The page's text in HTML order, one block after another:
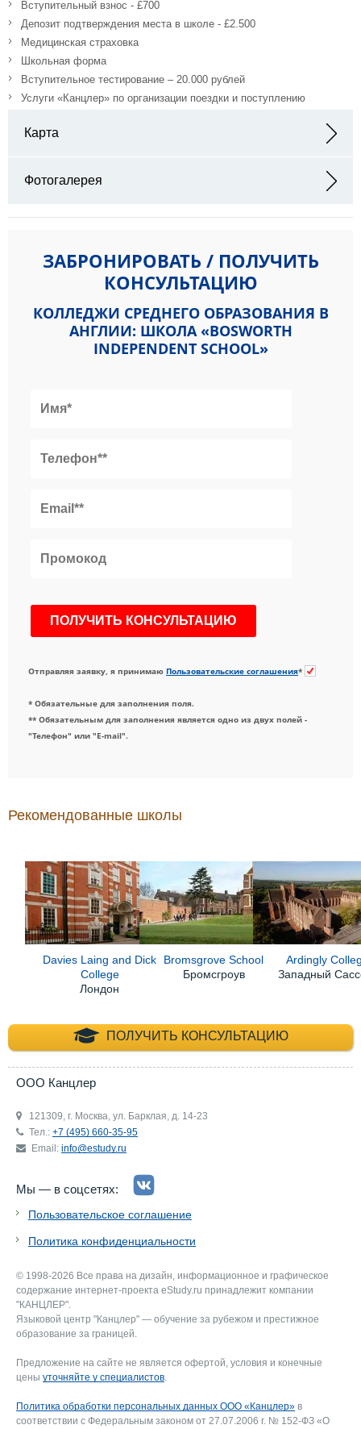
Вступительный взнос - £700
Депозит подтверждения места в школе - £2.500
Медицинская страховка
Школьная форма
Вступительное тестирование – 20.000 рублей
Услуги «Канцлер» по организации поездки и поступлению
Карта
Northampton NN2 6JB, Великобритания
Фотогалерея
ЗАБРОНИРОВАТЬ / ПОЛУЧИТЬ
КОНСУЛЬТАЦИЮ
КОЛЛЕДЖИ СРЕДНЕГО ОБРАЗОВАНИЯ В
АНГЛИИ: ШКОЛА «BOSWORTH
INDEPENDENT SCHOOL»
Отправляя заявку, я принимаю Пользовательские соглашения*
* Обязательные для заполнения поля.
** Обязательным для заполнения является одно из двух полей -
"Телефон" или "E-mail".
Рекомендованные школы
Davies Laing and Dick
College
Лондон
Bromsgrove School
Бромсгроув
Ardingly
Западный
ПОЛУЧИТЬ КОНСУЛЬТАЦИЮ
+7 (495) 660-35-
ООО Канцлер
121309, г. Москва, ул. Барклая, д. 14-23
Тел.: +7 (495) 660-35-95
Email: info@estudy.ru
Мы — в соцсетях:
Пользовательское соглашение
Политика конфиденциальности
© 1998-2026 Все права на дизайн, информационное и графическое
содержание интернет-проекта eStudy.ru принадлежит компании
"КАНЦЛЕР".
Языковой центр "Канцлер" — обучение за рубежом и престижное
образование за границей.
Предложение на сайте не является офертой, условия и конечные
цены уточняйте у специалистов.
Политика обработки персональных данных ООО «Канцлер» в
соответствии с Федеральным законом от 27.07.2006 г. № 152-ФЗ «О